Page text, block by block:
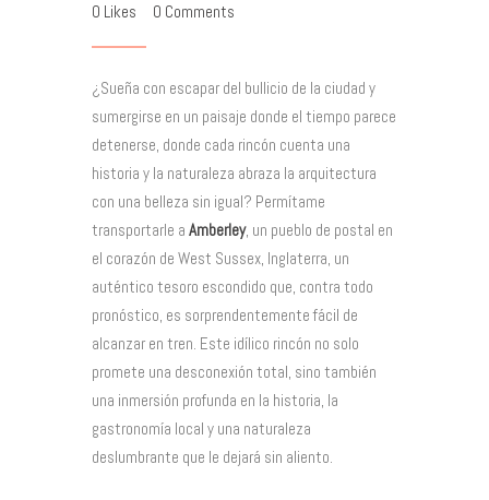
0 Likes 0 Comments
¿Sueña con escapar del bullicio de la ciudad y
sumergirse en un paisaje donde el tiempo parece
detenerse, donde cada rincón cuenta una
historia y la naturaleza abraza la arquitectura
con una belleza sin igual? Permítame
transportarle a Amberley, un pueblo de postal en
el corazón de West Sussex, Inglaterra, un
auténtico tesoro escondido que, contra todo
pronóstico, es sorprendentemente fácil de
alcanzar en tren. Este idílico rincón no solo
promete una desconexión total, sino también
una inmersión profunda en la historia, la
gastronomía local y una naturaleza
deslumbrante que le dejará sin aliento.